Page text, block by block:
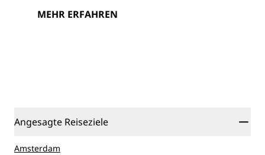
MEHR ERFAHREN
Angesagte Reiseziele
Amsterdam